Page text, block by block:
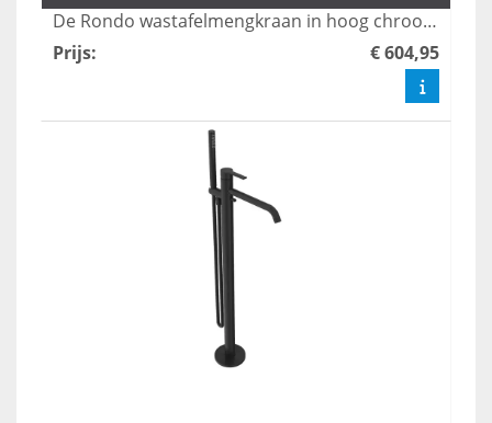
De Rondo wastafelmengkraan in hoog chroom combineert stijl met functionaliteit, ideaal voor moderne badkamers. Dankzij het strakke ontwerp en de hoogwaardige afwerking is deze kraan niet alleen een eyecatcher, maar ook duurzaam en gemakkelijk te onderhouden. Geniet van een soepele waterstroom en precisie bij het regelen van de temperatuur met deze elegante toevoeging aan uw sanitair.
Prijs: € 604,95